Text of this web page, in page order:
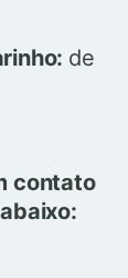
de
contato